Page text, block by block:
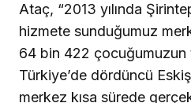
Ataç, “2013 yılında
hizmete sunduğumuz
64 bin 422 çocuğumuzun
Türkiye’de dördüncü
merkez kısa sürede